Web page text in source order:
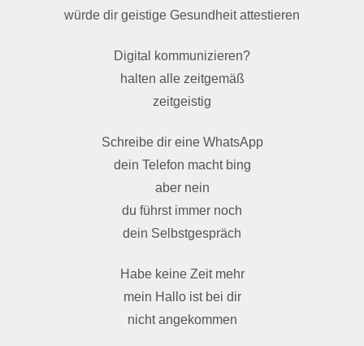
würde dir geistige Gesundheit attestieren
Digital kommunizieren?
halten alle zeitgemäß
zeitgeistig
Schreibe dir eine WhatsApp
dein Telefon macht bing
aber nein
du führst immer noch
dein Selbstgespräch
Habe keine Zeit mehr
mein Hallo ist bei dir
nicht angekommen